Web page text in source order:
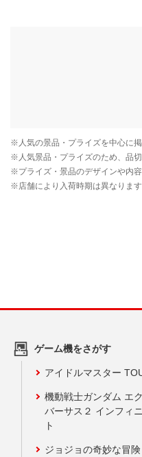
ゲーム機をさがす
アイドルマスター
機動戦士ガンダム エ
バーサス２ インフィ
ト
ジョジョの奇妙な冒